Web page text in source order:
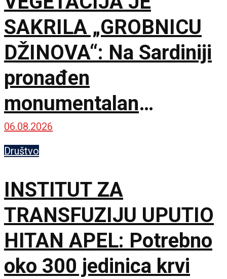
SAKRILA „GROBNICU
DŽINOVA“: Na Sardiniji
pronađen
monumentalan
kompleks iz bronzanog
doba
06.08.2026
Društvo
INSTITUT ZA
TRANSFUZIJU UPUTIO
HITAN APEL: Potrebno
oko 300 jedinica krvi